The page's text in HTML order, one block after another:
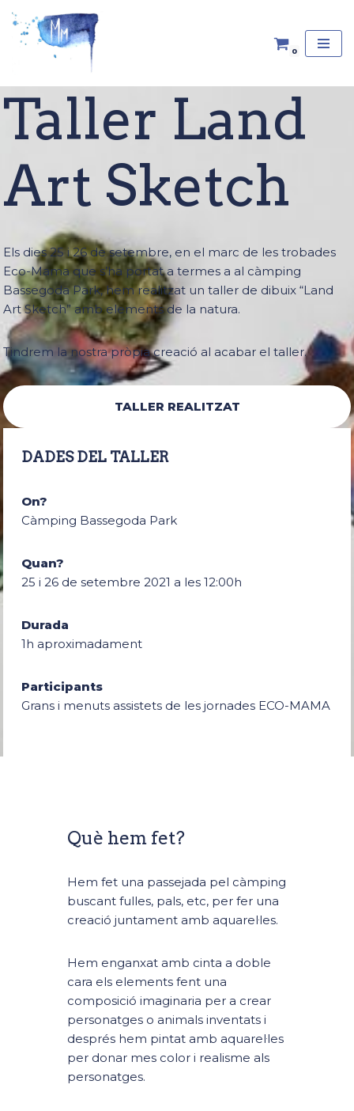
Vés
0
Taller Land
Art Sketch
Els dies 25 i 26 de setembre, en el marc de les trobades
Eco-Mama que s’ha portat a termes a al càmping
Bassegoda Park, hem realitzat un taller de dibuix “Land
Art Sketch” amb elements de la natura.
Tindrem la nostra pròpia creació al acabar el taller.
TALLER REALITZAT
DADES DEL TALLER
On?
Càmping Bassegoda Park
Quan?
25 i 26 de setembre 2021 a les 12:00h
Durada
1h aproximadament
Participants
Grans i menuts assistets de les jornades ECO-MAMA
Què hem fet?
Hem fet una passejada pel càmping
buscant fulles, pals, etc, per fer una
creació juntament amb aquarel·les.
Hem enganxat amb cinta a doble
cara els elements fent una
composició imaginaria per a crear
personatges o animals inventats i
després hem pintat amb aquarel·les
per donar mes color i realisme als
personatges.